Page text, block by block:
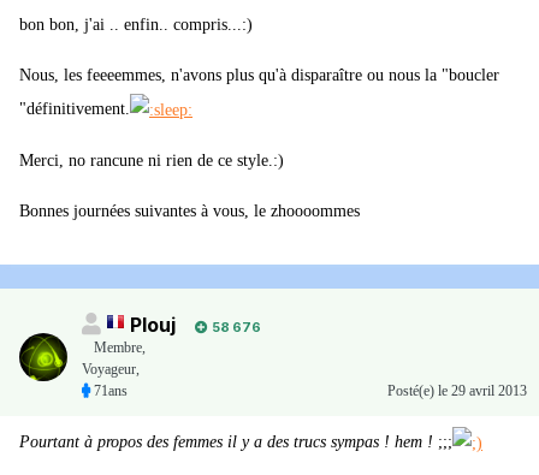
bon bon, j'ai .. enfin.. compris...:)
Nous, les feeeemmes, n'avons plus qu'à disparaître ou nous la "boucler
"définitivement.
Merci, no rancune ni rien de ce style.:)
Bonnes journées suivantes à vous, le zhoooommes
Plouj
58 676
Membre,
Voyageur,
71ans
Posté(e) le 29 avril 2013
Pourtant à propos des femmes il y a des trucs sympas ! hem ! ;;;